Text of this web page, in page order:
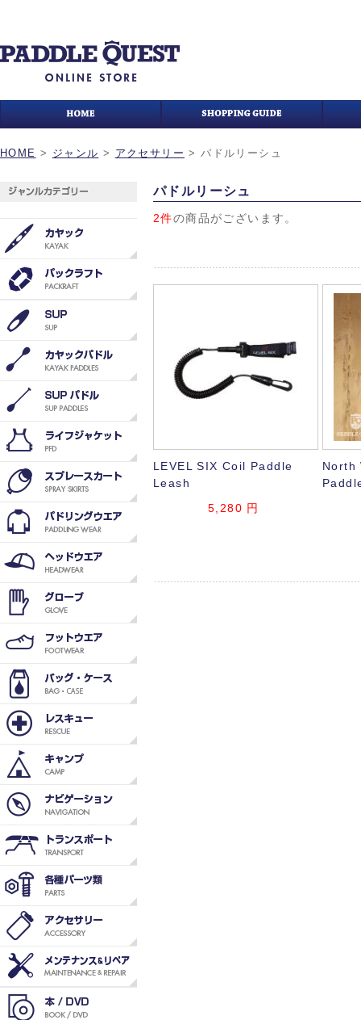
HOME > ジャンル > アクセサリー >パドルリーシュ
パドルリーシュ
2件の商品がございます。
LEVEL SIX Coil Paddle
Leash
5,280 円
North